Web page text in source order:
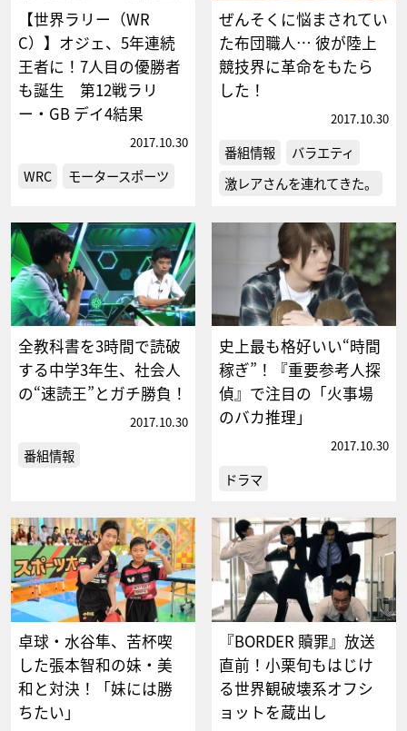
【世界ラリー（WR
C）】オジェ、5年連続
王者に！7人目の優勝者
も誕生 第12戦ラリ
ー・GB デイ4結果
2017.10.30
WRC モータースポーツ
ぜんそくに悩まされてい
た布団職人… 彼が陸上
競技界に革命をもたら
した！
2017.10.30
番組情報
バラエティ
激レアさんを連れてきた。
全教科書を3時間で読破
する中学3年生、社会人
の“速読王”とガチ勝負！
2017.10.30
番組情報
史上最も格好いい“時間
稼ぎ”！『重要参考人探
偵』で注目の「火事場
のバカ推理」
2017.10.30
ドラマ
卓球・水谷隼、苦杯喫
した張本智和の妹・美
和と対決！「妹には勝
ちたい」
『BORDER 贖罪』放送
直前！小栗旬もはじけ
る世界観破壊系オフシ
ョットを蔵出し